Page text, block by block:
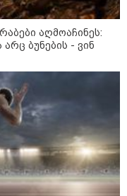
2026
საკუთარი
მოკლა, შემდეგ კი
გახსნა - რა
ხდება ცნობილი
მომხდარი
2026
აღმოაჩინეს:
ბუნების - ვინ